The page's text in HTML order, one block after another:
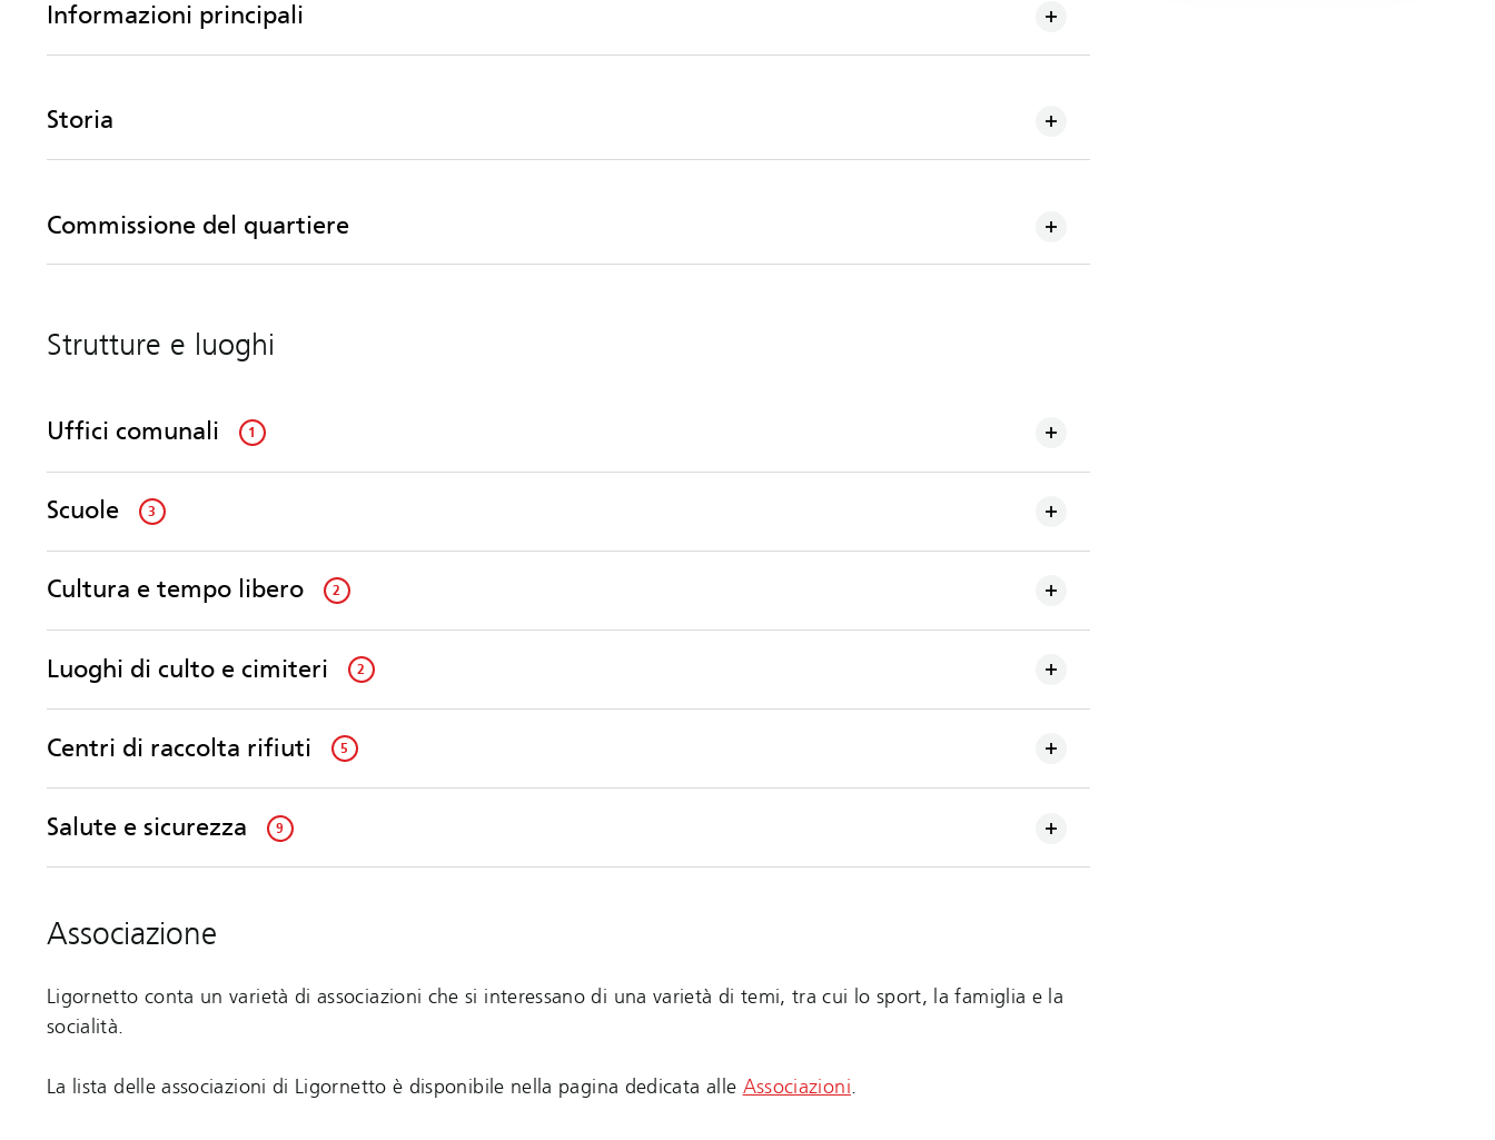
Informazioni principali
Storia
Commissione del quartiere
Strutture e luoghi
Uffici comunali 1
Scuole 3
Cultura e tempo libero 2
Luoghi di culto e cimiteri 2
Centri di raccolta rifiuti 5
Salute e sicurezza 9
Associazione
Ligornetto conta un varietà di associazioni che si interessano di una varietà di temi, tra cui lo sport, la famiglia e la
socialità.
La lista delle associazioni di Ligornetto è disponibile nella pagina dedicata alle Associazioni.